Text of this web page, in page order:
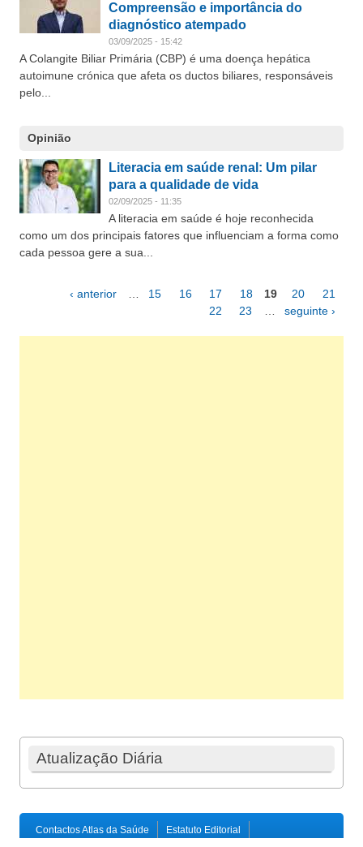
Compreensão e importância do
diagnóstico atempado
03/09/2025 - 15:42
A Colangite Biliar Primária (CBP) é uma doença hepática
autoimune crónica que afeta os ductos biliares, responsáveis
pelo...
Opinião
Literacia em saúde renal: Um pilar
para a qualidade de vida
02/09/2025 - 11:35
A literacia em saúde é hoje reconhecida
como um dos principais fatores que influenciam a forma como
cada pessoa gere a sua...
Páginas‹ anterior 15 16 17 18 19 20
21
22
23 seguinte ›
Atualização Diária
Contactos Atlas da Saúde
Estatuto Editorial